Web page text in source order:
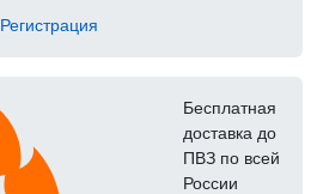
Регистрация
Бесплатная
доставка до
ПВЗ по всей
России